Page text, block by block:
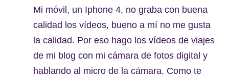
Mi móvil, un Iphone 4, no graba con buena
calidad los vídeos, bueno a mí no me gusta
la calidad. Por eso hago los vídeos de viajes
de mi blog con mi cámara de fotos digital y
hablando al micro de la cámara. Como te